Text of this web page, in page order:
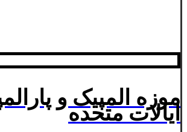
موزه المپیک و
ایالات متحده